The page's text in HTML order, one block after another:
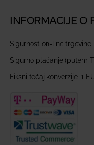
INFORMACIJE O
Sigurnost on-line trgovine
Sigurno plaćanje (putem
Fiksni tečaj konverzije: 1